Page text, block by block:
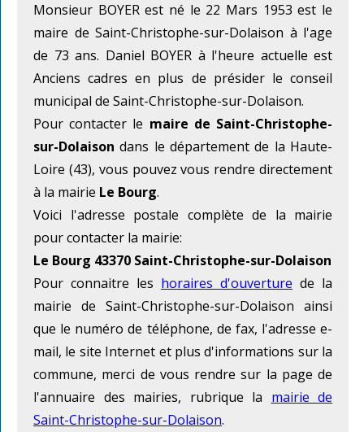
Monsieur BOYER est né le 22 Mars 1953 est le
maire de Saint-Christophe-sur-Dolaison à l'age
de 73 ans. Daniel BOYER à l'heure actuelle est
Anciens cadres en plus de présider le conseil
municipal de Saint-Christophe-sur-Dolaison.
Pour contacter le maire de Saint-Christophe-
sur-Dolaison dans le département de la Haute-
Loire (43), vous pouvez vous rendre directement
à la mairie Le Bourg.
Voici l'adresse postale complète de la mairie
pour contacter la mairie:
Le Bourg 43370 Saint-Christophe-sur-Dolaison
Pour connaitre les horaires d'ouverture de la
mairie de Saint-Christophe-sur-Dolaison ainsi
que le numéro de téléphone, de fax, l'adresse e-
mail, le site Internet et plus d'informations sur la
commune, merci de vous rendre sur la page de
l'annuaire des mairies, rubrique la mairie de
Saint-Christophe-sur-Dolaison.